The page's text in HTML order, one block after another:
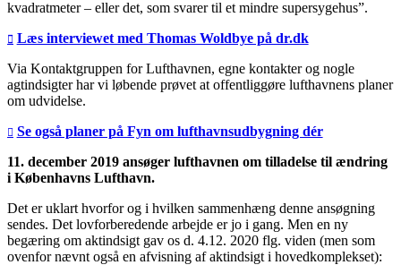
kvadratmeter – eller det, som svarer til et mindre supersygehus”.
Læs interviewet med Thomas Woldbye på dr.dk
Via Kontaktgruppen for Lufthavnen, egne kontakter og nogle
agtindsigter har vi løbende prøvet at offentliggøre lufthavnens planer
om udvidelse.
Se også planer på Fyn om lufthavnsudbygning dér
11. december 2019 ansøger lufthavnen om tilladelse til ændring
i Københavns Lufthavn.
Det er uklart hvorfor og i hvilken sammenhæng denne ansøgning
sendes. Det lovforberedende arbejde er jo i gang. Men en ny
begæring om aktindsigt gav os d. 4.12. 2020 flg. viden (men som
ovenfor nævnt også en afvisning af aktindsigt i hovedkomplekset):